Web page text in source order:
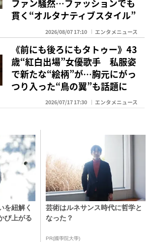
ファン騒然…ファッションでも
貫く“オルタナティブスタイル”
2026/08/07 17:10 エンタメニュース
《前にも後ろにもタトゥー》43
歳“紅白出場”女優歌手 私服姿
で新たな“絵柄”が…胸元にがっ
つり入った“鳥の翼”も話題に
2026/07/17 17:30 エンタメニュース
を紐解く
び上がる
芸術はルネサンス時代に哲学と
なった？
PR(國學院大學)